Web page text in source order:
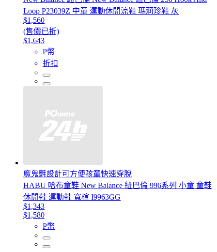
Loop P23039Z 中童 運動休閒涼鞋 瑪莉珍鞋 灰
$1,560
(售價已折)
$1,643
P幣
折扣
魔鬼氈設計可方便孩童快速穿脫
HABU 哈布童鞋 New Balance 紐巴倫 996系列 小童 童鞋
休閒鞋 運動鞋 寬楦 I9963GG
$1,343
$1,580
P幣